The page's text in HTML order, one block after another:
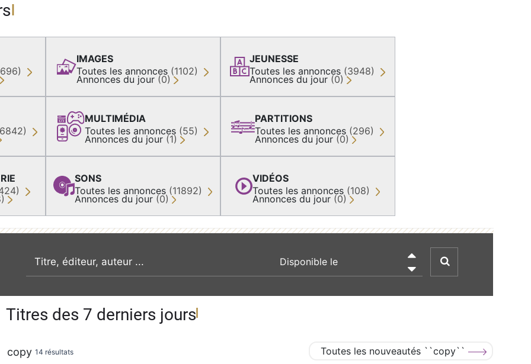
IMAGES
Toutes les annonces (1102)
Annonces du jour (0)
MULTIMÉDIA
Toutes les annonces (55)
Annonces du jour (1)
SONS
Toutes les annonces (11892)
Annonces du jour (0)
JEUNESSE
Toutes les annonces (3948)
Annonces du jour (0)
PARTITIONS
Toutes les annonces (296)
Annonces du jour (0)
VIDÉOS
Toutes les annonces (108)
Annonces du jour (0)
recherche par mot clé

Titres des 7 derniers jours
copy 14 résultats Toutes les nouveautés ``copy``